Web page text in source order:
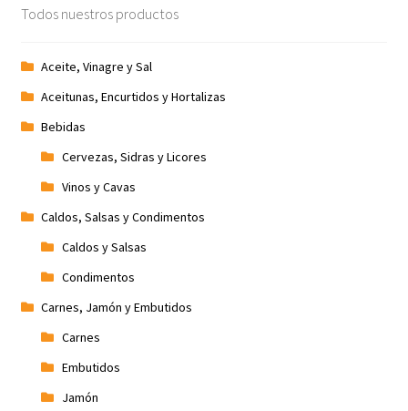
Quienes somos
Términos y condiciones
Todos nuestros productos
Aceite, Vinagre y Sal
Aceitunas, Encurtidos y Hortalizas
Bebidas
Cervezas, Sidras y Licores
Vinos y Cavas
Caldos, Salsas y Condimentos
Caldos y Salsas
Condimentos
Carnes, Jamón y Embutidos
Carnes
Embutidos
Jamón